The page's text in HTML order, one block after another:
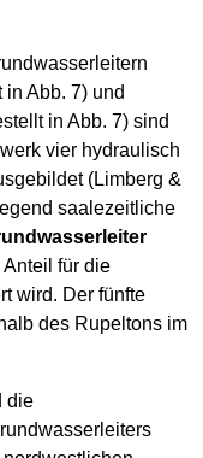
Abb. 7) und
in Abb. 7) sind
vier hydraulisch
(Limberg &
saalezeitliche
für die
wird. Der fünfte
des Rupeltons im
die